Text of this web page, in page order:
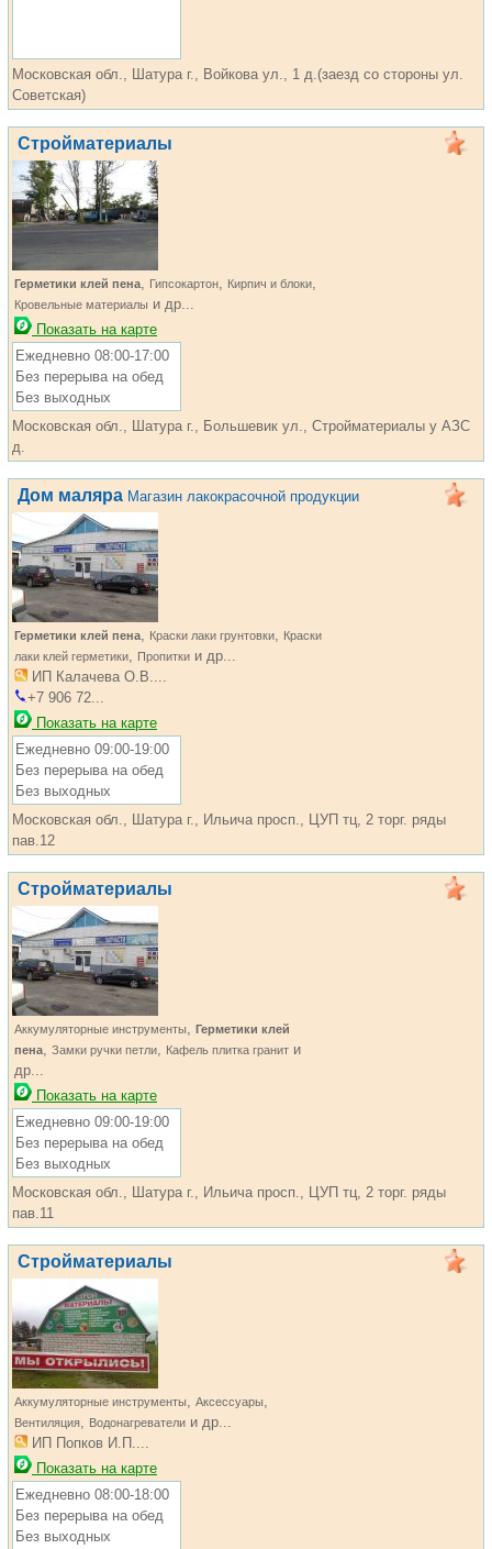
Московская обл., Шатура г., Войкова ул., 1 д.(заезд со стороны ул.
Советская)
Стройматериалы
Герметики клей пена, Гипсокартон, Кирпич и блоки,
Кровельные материалы и др...
Показать на карте
Ежедневно 08:00-17:00
Без перерыва на обед
Без выходных
Московская обл., Шатура г., Большевик ул., Стройматериалы у АЗС
д.
Дом маляра Магазин лакокрасочной продукции
Герметики клей пена, Краски лаки грунтовки, Краски
лаки клей герметики, Пропитки и др...
ИП Калачева О.В....
+7 906 72...
Показать на карте
Ежедневно 09:00-19:00
Без перерыва на обед
Без выходных
Московская обл., Шатура г., Ильича просп., ЦУП тц, 2 торг. ряды
пав.12
Стройматериалы
Аккумуляторные инструменты, Герметики клей
пена, Замки ручки петли, Кафель плитка гранит и
др...
Показать на карте
Ежедневно 09:00-19:00
Без перерыва на обед
Без выходных
Московская обл., Шатура г., Ильича просп., ЦУП тц, 2 торг. ряды
пав.11
Стройматериалы
Аккумуляторные инструменты, Аксессуары,
Вентиляция, Водонагреватели и др...
ИП Попков И.П....
Показать на карте
Ежедневно 08:00-18:00
Без перерыва на обед
Без выходных